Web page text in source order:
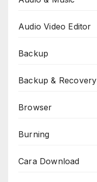
Audio Video Editor
Backup
Backup & Recovery
Browser
Burning
Cara Download